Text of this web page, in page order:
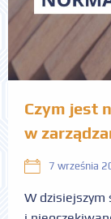
Czym jest
w
7 września
W dzisiejszym